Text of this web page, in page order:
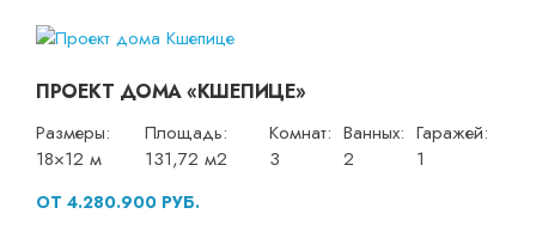
ПРОЕКТ ДОМА «КШЕПИЦЕ»
Размеры:
18×12 м
Площадь:
131,72 м2
Комнат:
3
Ванных:
2
Гаражей:
1
ОТ 4.280.900 РУБ.